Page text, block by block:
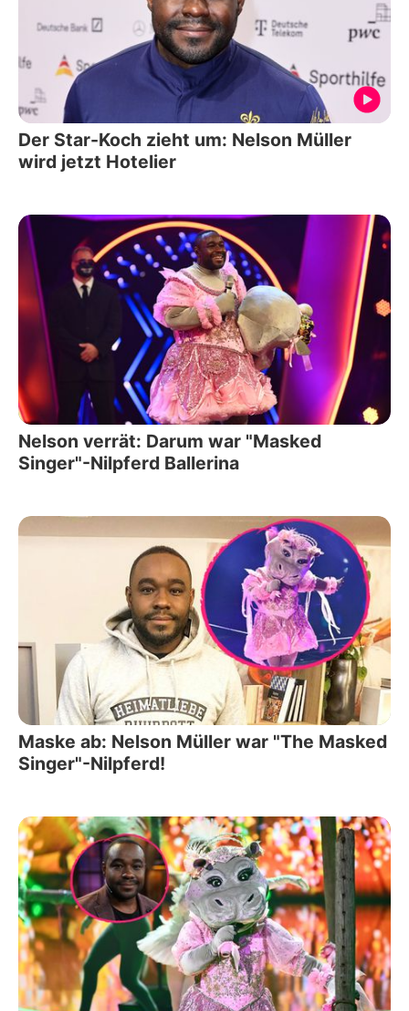
Der Star-Koch zieht um: Nelson Müller
wird jetzt Hotelier
Nelson verrät: Darum war "Masked
Singer"-Nilpferd Ballerina
Maske ab: Nelson Müller war "The Masked
Singer"-Nilpferd!